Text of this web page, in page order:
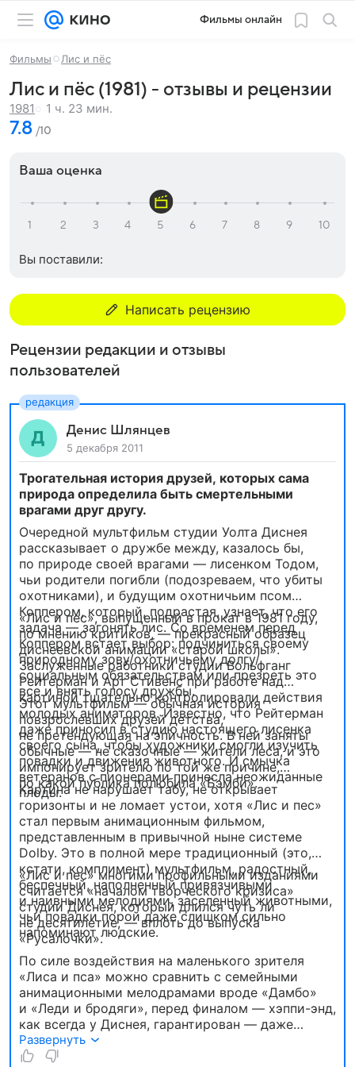
Фильмы онлайн
Фильмы Лис и пёс
Лис и пёс (1981) - отзывы и рецензии
1981 1 ч. 23 мин.
7.8 /10
Ваша оценка
Вы поставили:
Написать рецензию
Рецензии редакции и отзывы
пользователей
Денис Шлянцев
5 декабря 2011
Трогательная история друзей, которых сама
природа определила быть смертельными
врагами друг другу.
Очередной мультфильм студии Уолта Диснея
рассказывает о дружбе между, казалось бы,
по природе своей врагами — лисенком Тодом,
чьи родители погибли (подозреваем, что убиты
охотниками), и будущим охотничьим псом
Коппером, который, подрастая, узнает, что его
задача — загонять лис. Со временем перед
Коппером встает выбор: подчиниться своему
природному зову/охотничьему долгу/
социальным обязательствам или презреть это
все и внять голосу дружбы.
«Лис и пес», выпущенный в прокат в 1981 году,
по мнению критиков, — прекрасный образец
диснеевской анимации «старой школы».
Заслуженные работники студии Вольфганг
Рейтерман и Арт Стивенс при работе над
картиной тщательно контролировали действия
молодых аниматоров. Известно, что Рейтерман
даже приносил в студию настоящего лисенка
своего сына, чтобы художники смогли изучить
повадки и движения животного. И смычка
ветеранов с пионерами принесла неожиданные
плоды.
Этот мультфильм — обычная история
повзрослевших друзей детства,
не претендующая на эпичность. В ней заняты
обычные — не сказочные — жители леса, и это
импонирует зрителю по той же причине,
по какой публика полюбила «Бэмби».
Картина не нарушает табу, не открывает
горизонты и не ломает устои, хотя «Лис и пес»
стал первым анимационным фильмом,
представленным в привычной ныне системе
Dolby. Это в полной мере традиционный (это,
кстати, комплимент) мультфильм, радостный,
беспечный, наполненный привязчивыми
и наивными мелодиями, заселенный животными,
чьи повадки порой даже слишком сильно
напоминают людские.
«Лис и пес» многими профильными изданиями
считается «началом творческого кризиса»
студии Диснея, который длился чуть ли
не десятилетие, — вплоть до выпуска
«Русалочки».
По силе воздействия на маленького зрителя
«Лиса и пса» можно сравнить с семейными
анимационными мелодрамами вроде «Дамбо»
и «Леди и бродяги», перед финалом — хэппи-энд,
как всегда у Диснея, гарантирован — даже
сердце взрослого не сможет устоять.
Прекрасное развлечение как для детей, так
Развернуть